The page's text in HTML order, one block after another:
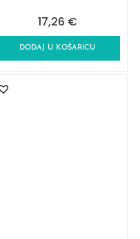
17,26 €
DODAJ U KOŠARICU